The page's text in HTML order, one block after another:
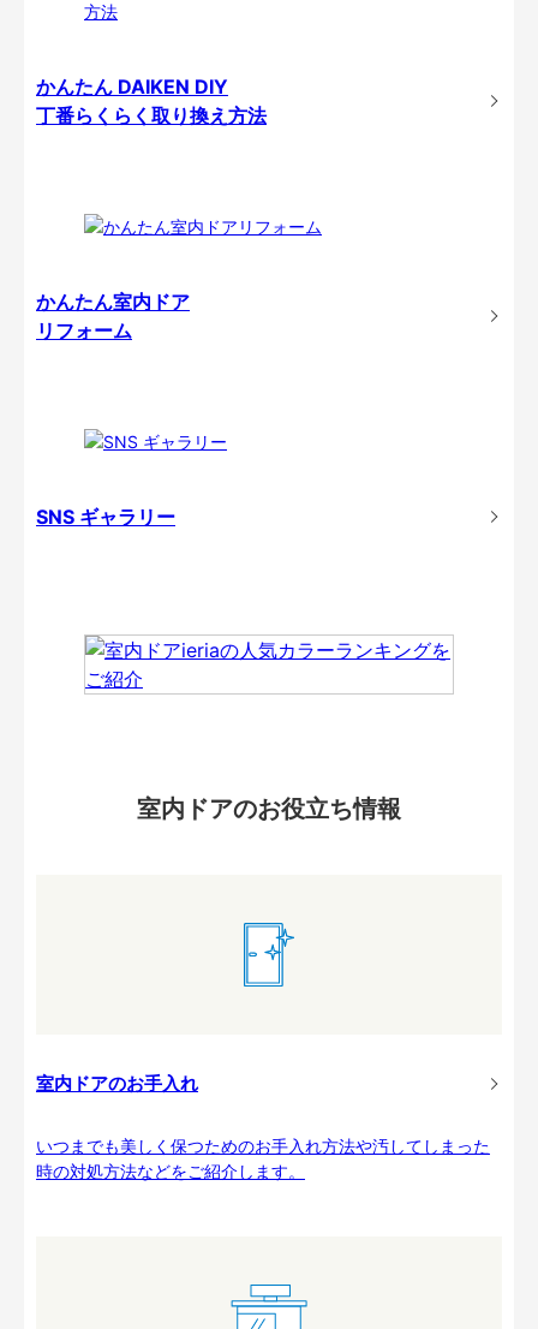
かんたん DAIKEN DIY
丁番らくらく取り換え方法
かんたん室内ドア
リフォーム
SNS ギャラリー
室内ドアのお役立ち情報
室内ドアのお手入れ
いつまでも美しく保つためのお手入れ方法や汚してしまった
時の対処方法などをご紹介します。